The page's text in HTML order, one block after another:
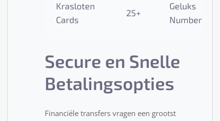
Krasloten
Cards
25+
Geluks
Numbers
Secure en Snelle
Betalingsopties
Financiële transfers vragen een grootst